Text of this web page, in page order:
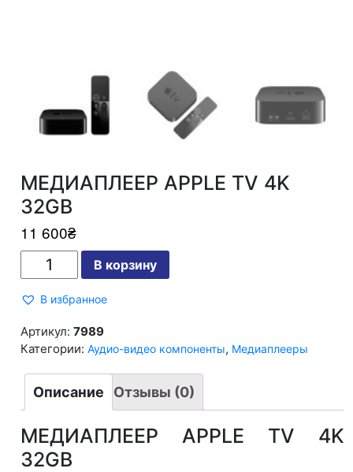
МЕДИАПЛЕЕР APPLE TV 4K
32GB
11 600₴
APPLE
4K
В корзину
В избранное
Артикул:7989
Категории:Аудио-видео компоненты, Медиаплееры
Описание Отзывы (0)
МЕДИАПЛЕЕР APPLE TV 4K
32GB